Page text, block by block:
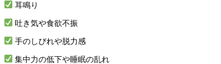
耳鳴り
吐き気や食欲不振
手のしびれや脱力感
集中力の低下や睡眠の乱れ